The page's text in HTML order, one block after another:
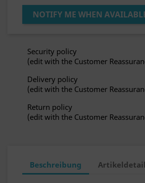
NOTIFY ME WHEN
Security policy
(edit with the Customer
Delivery policy
(edit with the Customer
Return policy
(edit with the Customer
Beschreibung